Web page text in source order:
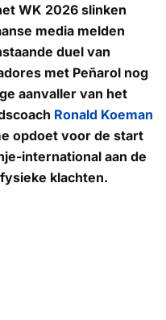
WK 2026 slinken
media melden
duel van
met Peñarol nog
aanvaller van het
Ronald Koeman
opdoet voor de start
international aan de
klachten.